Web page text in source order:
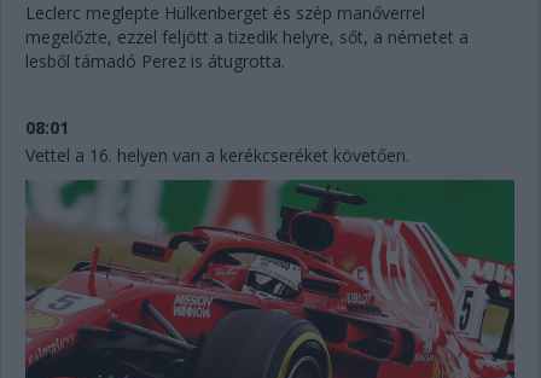
Leclerc meglepte Hülkenberget és szép manőverrel
megelőzte, ezzel feljött a tizedik helyre, sőt, a németet a
lesből támadó Perez is átugrotta.
08:01
Vettel a 16. helyen van a kerékcseréket követően.